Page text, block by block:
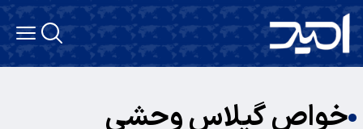
خواص گیلاس وحشی